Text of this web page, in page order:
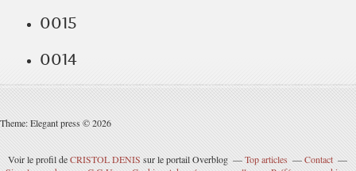
0015
0014
Theme: Elegant press © 2026
Voir le profil deCRISTOL DENIS sur le portail Overblog Top articles
Contact